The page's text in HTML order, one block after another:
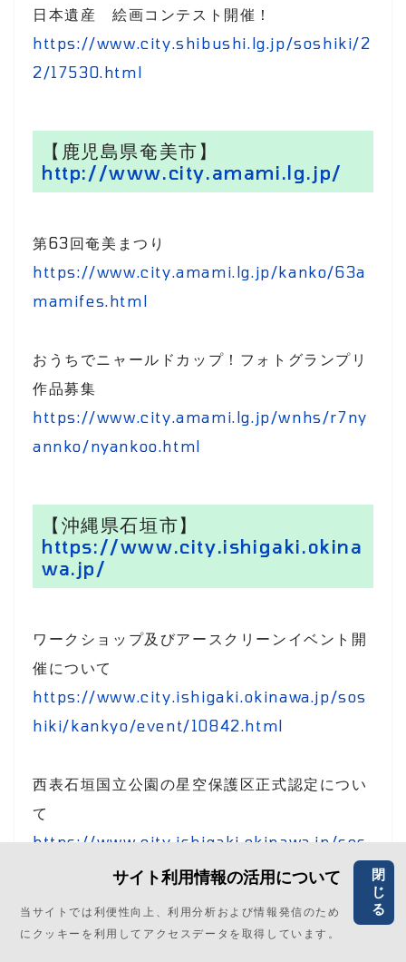
日本遺産 絵画コンテスト開催！
https://www.city.shibushi.lg.jp/soshiki/2
2/17530.html
【鹿児島県奄美市】
http://www.city.amami.lg.jp/
第63回奄美まつり
https://www.city.amami.lg.jp/kanko/63a
mamifes.html
おうちでニャールドカップ！フォトグランプリ
作品募集
https://www.city.amami.lg.jp/wnhs/r7ny
annko/nyankoo.html
【沖縄県石垣市】
https://www.city.ishigaki.okina
wa.jp/
ワークショップ及びアースクリーンイベント開
催について
https://www.city.ishigaki.okinawa.jp/sos
hiki/kankyo/event/10842.html
西表石垣国立公園の星空保護区正式認定につい
て
https://www.city.ishigaki.okinawa.jp/sos
hiki/kanko_bunka/star_tourism/12254.h
サイト利用情報の活用について
当サイトでは利便性向上、利用分析および情報発信のため
にクッキーを利用してアクセスデータを取得しています。
閉
じ
る